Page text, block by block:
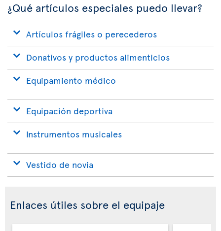
¿Qué artículos especiales puedo llevar?
Artículos frágiles o perecederos
Donativos y productos alimenticios
Equipamiento médico
Equipación deportiva
Instrumentos musicales
Vestido de novia
Enlaces útiles sobre el equipaje